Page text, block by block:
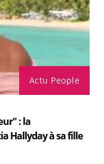
Actu People
: la
Hallyday à sa fille